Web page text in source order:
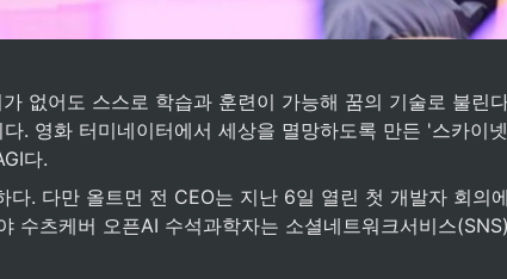
없어도 스스로 학습과 훈련이 가능해 꿈의 기술로 불린
. 영화 터미네이터에서 세상을 멸망하도록 만든 '스카이
다.
. 다만 올트먼 전 CEO는 지난 6일 열린 첫 개발자 회의
수츠케버 오픈AI 수석과학자는 소셜네트워크서비스